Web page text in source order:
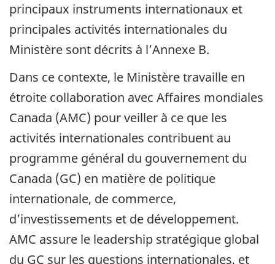
principaux instruments internationaux et
principales activités internationales du
Ministère sont décrits à l’Annexe B.
Dans ce contexte, le Ministère travaille en
étroite collaboration avec Affaires mondiales
Canada (AMC) pour veiller à ce que les
activités internationales contribuent au
programme général du gouvernement du
Canada (GC) en matière de politique
internationale, de commerce,
d’investissements et de développement.
AMC assure le leadership stratégique global
du GC sur les questions internationales, et